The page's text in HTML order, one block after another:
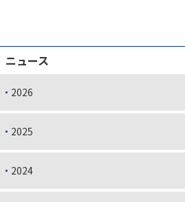
ニュース
2026
2025
2024